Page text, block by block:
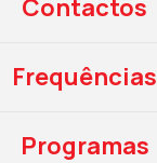
Contactos
Frequências
Programas